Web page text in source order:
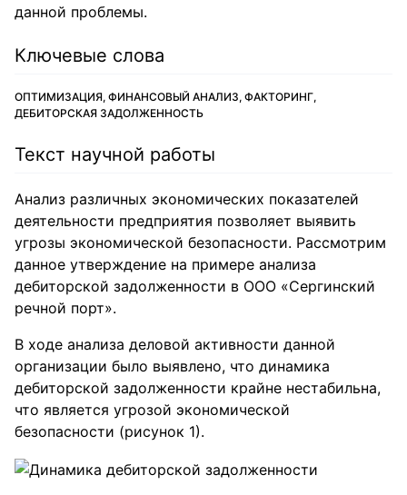
данной проблемы.
Ключевые слова
ОПТИМИЗАЦИЯ, ФИНАНСОВЫЙ АНАЛИЗ, ФАКТОРИНГ,
ДЕБИТОРСКАЯ ЗАДОЛЖЕННОСТЬ
Текст научной работы
Анализ различных экономических показателей
деятельности предприятия позволяет выявить
угрозы экономической безопасности. Рассмотрим
данное утверждение на примере анализа
дебиторской задолженности в ООО «Сергинский
речной порт».
В ходе анализа деловой активности данной
организации было выявлено, что динамика
дебиторской задолженности крайне нестабильна,
что является угрозой экономической
безопасности (рисунок 1).